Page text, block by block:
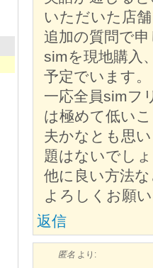
いただいた店
追加の質問で
simを現地購入
予定でいます。
一応全員simフ
は極めて低い
夫かなとも思
題はないでし
他に良い方法
よろしくお願
返信
匿名 より: